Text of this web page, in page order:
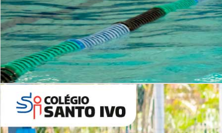
Período Integral | Saiba mais
INSTITUCIONAL